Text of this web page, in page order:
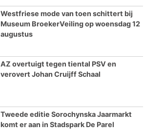
Westfriese mode van toen schittert bij
Museum BroekerVeiling op woensdag 12
augustus
AZ overtuigt tegen tiental PSV en
verovert Johan Cruijff Schaal
Tweede editie Sorochynska Jaarmarkt
komt er aan in Stadspark De Parel